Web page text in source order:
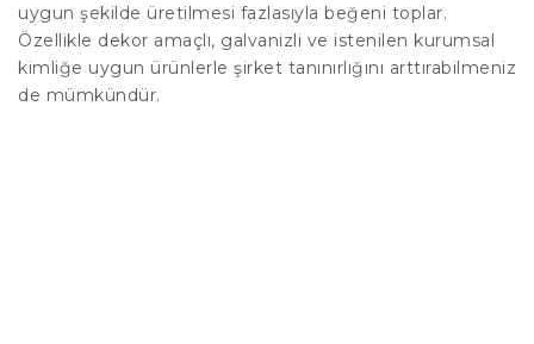
uygun şekilde üretilmesi fazlasıyla beğeni toplar.
Özellikle dekor amaçlı, galvanizli ve istenilen kurumsal
kimliğe uygun ürünlerle şirket tanınırlığını arttırabilmeniz
de mümkündür.